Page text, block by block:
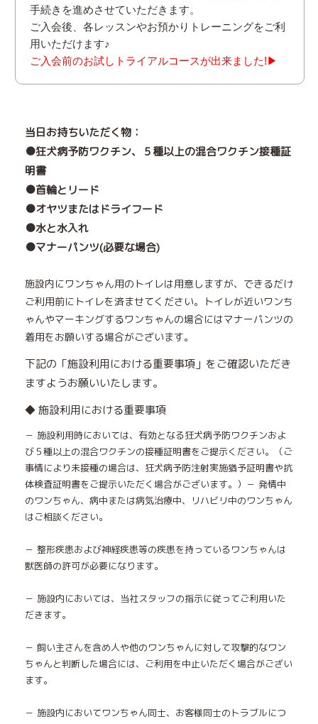
手続きを進めさせていただきます。
ご入会後、各レッスンやお預かりトレーニングをご利
用いただけます♪
ご入会前のお試しトライアルコースが出来ました!▶︎
当日お持ちいただく物：
●狂犬病予防ワクチン、５種以上の混合ワクチン接種証
明書
●首輪とリード
●オヤツまたはドライフード
●水と水入れ
●マナーパンツ(必要な場合)
施設内にワンちゃん用のトイレは用意しますが、できるだけ
ご利用前にトイレを済ませてください。トイレが近いワンち
ゃんやマーキングするワンちゃんの場合にはマナーパンツの
着用をお願いする場合がございます。
下記の「施設利用における重要事項」をご確認いただき
ますようお願いいたします。
◆ 施設利用における重要事項
－ 施設利用時においては、有効となる狂犬病予防ワクチンおよ
び５種以上の混合ワクチンの接種証明書をご提示ください。（ご
事情により未接種の場合は、狂犬病予防注射実施猶予証明書や抗
体検査証明書をご提示いただく場合がございます。）－ 発情中
のワンちゃん、病中または病気治療中、リハビリ中のワンちゃん
はご相談ください。
－ 整形疾患および神経疾患等の疾患を持っているワンちゃんは
獣医師の許可が必要になります。
－ 施設内においては、当社スタッフの指示に従ってご利用いた
だきます。
－ 飼い主さんを含め人や他のワンちゃんに対して攻撃的なワン
ちゃんと判断した場合には、ご利用を中止いただく場合がござい
ます。
－ 施設内においてワンちゃん同士、お客様同士のトラブルにつ